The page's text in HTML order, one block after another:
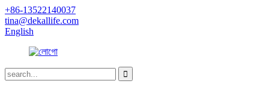
+86-13522140037
tina@dekallife.com
English